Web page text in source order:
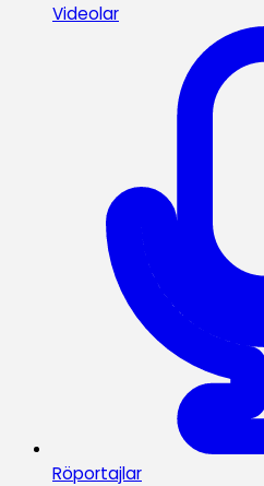
Videolar
Röportajlar